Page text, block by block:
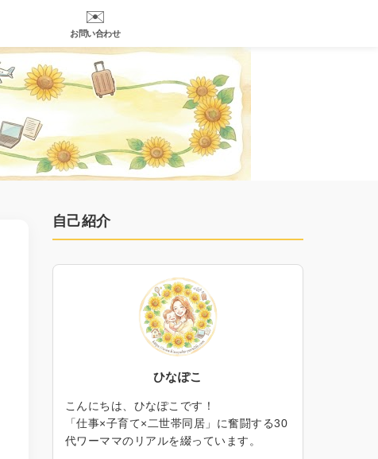
✉️
お問い合わせ
自己紹介
ひなぽこ
こんにちは、ひなぽこです！
「仕事×子育て×二世帯同居」に奮闘する30
代ワーママのリアルを綴っています。